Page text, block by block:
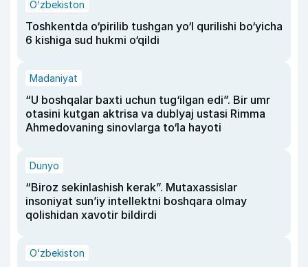
O‘zbekiston
Toshkentda o‘pirilib tushgan yo‘l qurilishi bo‘yicha
6 kishiga sud hukmi o‘qildi
Madaniyat
“U boshqalar baxti uchun tug‘ilgan edi”. Bir umr
otasini kutgan aktrisa va dublyaj ustasi Rimma
Ahmedovaning sinovlarga to‘la hayoti
Dunyo
“Biroz sekinlashish kerak”. Mutaxassislar
insoniyat sun’iy intellektni boshqara olmay
qolishidan xavotir bildirdi
O‘zbekiston